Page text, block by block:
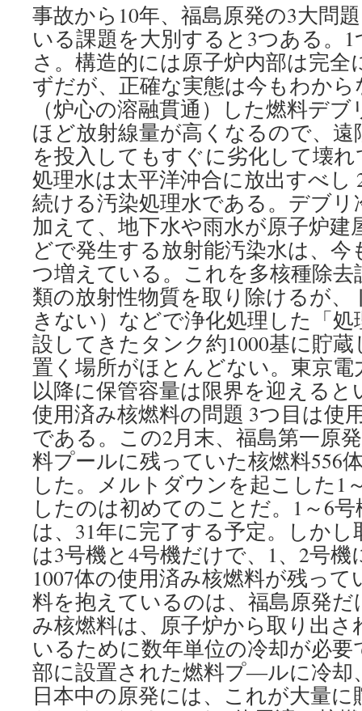
事故から10年、福島原発の3大問
いる課題を大別すると3つある。
さ。構造的には原子炉内部は完
ずだが、正確な実態は今もわか
（炉心の溶融貫通）した燃料デ
ほど放射線量が高くなるので、
を投入してもすぐに劣化して壊
処理水は太平洋沖合に放出すべし
続ける汚染処理水である。デブ
加えて、地下水や雨水が原子炉
どで発生する放射能汚染水は、今
つ増えている。これを多核種除去
類の放射性物質を取り除けるが
きない）などで浄化処理した「
設してきたタンク約1000基に貯
置く場所がほとんどない。東京電
以降に保管容量は限界を迎える
使用済み核燃料の問題 3つ目は使
である。この2月末、福島第一原
料プールに残っていた核燃料556
した。メルトダウンを起こした1
したのは初めてのことだ。1～6
は、31年に完了する予定。しか
は3号機と4号機だけで、1、2号
1007体の使用済み核燃料が残っ
料を抱えているのは、福島原発
み核燃料は、原子炉から取り出
いるために数年単位の冷却が必
部に設置された燃料プ―ルに冷却
日本中の原発には、これが大量